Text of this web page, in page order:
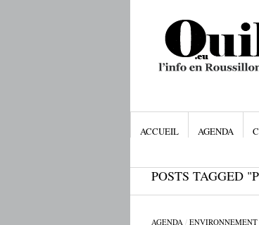
ACCUEIL AGENDA
POSTS TAGGED
AGENDA/ ENVIRONNEMENT